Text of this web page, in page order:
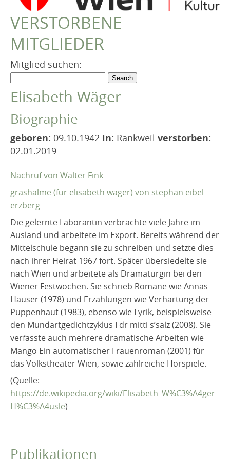
VEREIN
Robert Musil Gedenkraum
TERMINARCHIV
IN MEMORIAM
VERSTORBENE
MITGLIEDER
Mitglied suchen:
Elisabeth Wäger
Biographie
geboren: 09.10.1942 in: Rankweil verstorben:
02.01.2019
Nachruf von Walter Fink
grashalme (für elisabeth wäger) von stephan eibel
erzberg
Die gelernte Laborantin verbrachte viele Jahre im
Ausland und arbeitete im Export. Bereits während der
Mittelschule begann sie zu schreiben und setzte dies
nach ihrer Heirat 1967 fort. Später übersiedelte sie
nach Wien und arbeitete als Dramaturgin bei den
Wiener Festwochen. Sie schrieb Romane wie Annas
Häuser (1978) und Erzählungen wie Verhärtung der
Puppenhaut (1983), ebenso wie Lyrik, beispielsweise
den Mundartgedichtzyklus I dr mitti s’salz (2008). Sie
verfasste auch mehrere dramatische Arbeiten wie
Mango Ein automatischer Frauenroman (2001) für
das Volkstheater Wien, sowie zahlreiche Hörspiele.
(Quelle:
https://de.wikipedia.org/wiki/Elisabeth_W%C3%A4ger-
H%C3%A4usle)
Publikationen